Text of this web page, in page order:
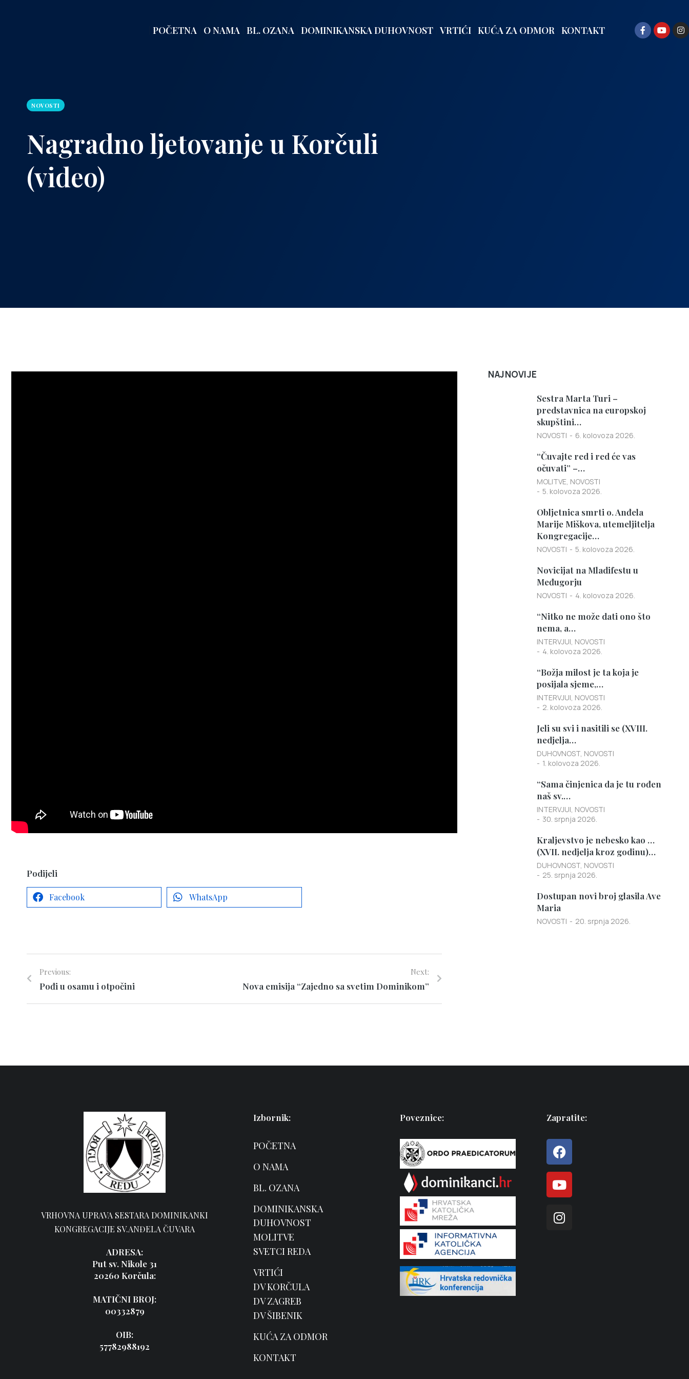
POČETNA O NAMA BL. OZANA DOMINIKANSKA DUHOVNOST VRTIĆI KUĆA ZA ODMOR KONTAKT
NOVOSTI
Nagradno ljetovanje u Korčuli
(video)
Podijeli
Facebook WhatsApp
Previous:
Pođi u osamu i otpočini
Next:
Nova emisija “Zajedno sa svetim Dominikom”
NAJNOVIJE
Sestra Marta Turi –
predstavnica na europskoj
skupštini…
NOVOSTI 6. kolovoza 2026.
“Čuvajte red i red će vas
očuvati” –…
MOLITVE, NOVOSTI
5. kolovoza 2026.
Obljetnica smrti o. Anđela
Marije Miškova, utemeljitelja
Kongregacije…
NOVOSTI 5. kolovoza 2026.
Novicijat na Mladifestu u
Međugorju
NOVOSTI 4. kolovoza 2026.
“Nitko ne može dati ono što
nema, a…
INTERVJUI, NOVOSTI
4. kolovoza 2026.
“Božja milost je ta koja je
posijala sjeme,…
INTERVJUI, NOVOSTI
2. kolovoza 2026.
Jeli su svi i nasitili se (XVIII.
nedjelja…
DUHOVNOST, NOVOSTI
1. kolovoza 2026.
“Sama činjenica da je tu rođen
naš sv.…
INTERVJUI, NOVOSTI
30. srpnja 2026.
Kraljevstvo je nebesko kao …
(XVII. nedjelja kroz godinu)…
DUHOVNOST, NOVOSTI
25. srpnja 2026.
Dostupan novi broj glasila Ave
Maria
NOVOSTI 20. srpnja 2026.
VRHOVNA UPRAVA SESTARA DOMINIKANKI
KONGREGACIJE SV.ANĐELA ČUVARA
ADRESA:
Put sv. Nikole 31
20260 Korčula:
MATIČNI BROJ:
00332879
OIB:
57782988192
Izbornik:
POČETNA
O NAMA
BL. OZANA
DOMINIKANSKA
DUHOVNOST
MOLITVE
SVETCI REDA
VRTIĆI
DV KORČULA
DV ZAGREB
DV ŠIBENIK
KUĆA ZA ODMOR
KONTAKT
Poveznice: Zapratite: